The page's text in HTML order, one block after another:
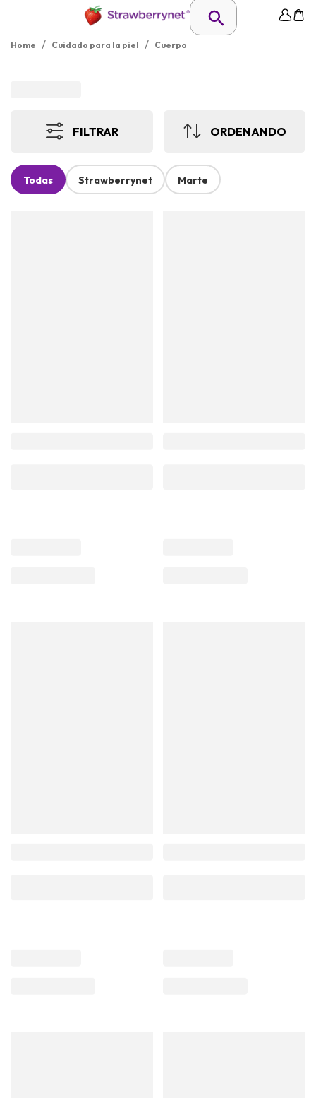
Home / Cuidado para la piel / Cuerpo
FILTRAR ORDENANDO
Todas Strawberrynet Marte